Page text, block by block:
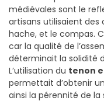
médiévales sont le
artisans utilisaient des
hache, et le compas.
car la qualité de
déterminait la solidité
L’utilisation du tenon
permettait d’obtenir
ainsi la pérennité de la